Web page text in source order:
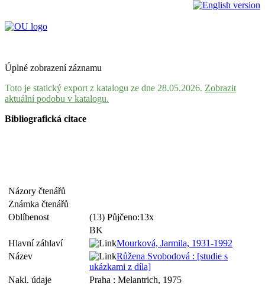
Úplné zobrazení záznamu
Toto je statický export z katalogu ze dne 28.05.2026. Zobrazit
aktuální podobu v katalogu.
Bibliografická citace
Názory čtenářů
Známka čtenářů
Oblíbenost
(13) Půjčeno:13x
BK
Hlavní záhlaví
Mourková, Jarmila, 1931-1992
Název
Růžena Svobodová : [studie s
ukázkami z díla]
Nakl. údaje
Praha : Melantrich, 1975